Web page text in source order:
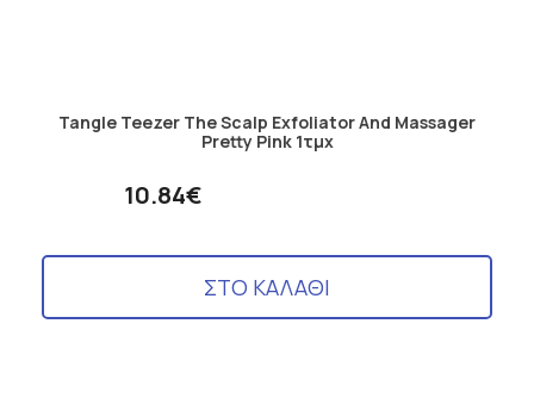
Tangle Teezer The Scalp Exfoliator And Massager
Pretty Pink 1τμχ
10.84€
ΣΤΟ ΚΑΛΑΘΙ